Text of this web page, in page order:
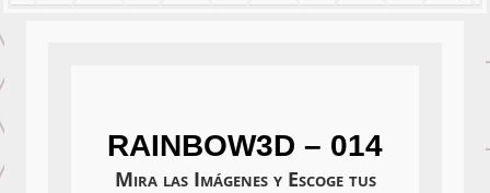
RAINBOW3D – 014
Mira las Imágenes y Escoge tus